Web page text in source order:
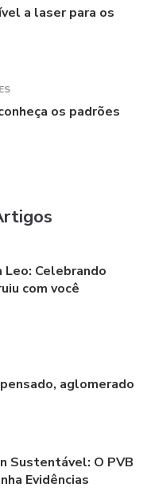
a laser para os
os padrões
Leo: Celebrando
com você
aglomerado
Sustentável: O PVB
Evidências